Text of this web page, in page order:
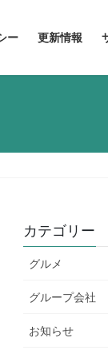
ー 更新情報
カテゴリー
グルメ
グループ会社
お知らせ